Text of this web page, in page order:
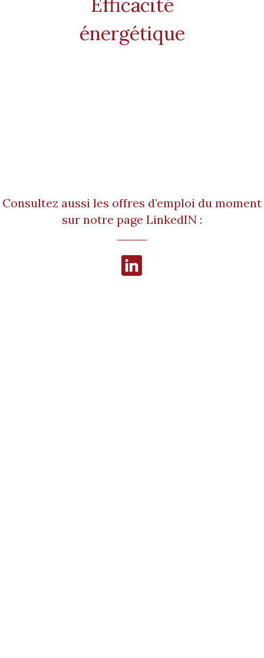
Efficacité
énergétique
Consultez aussi les offres d’emploi du moment
sur notre page LinkedIN :